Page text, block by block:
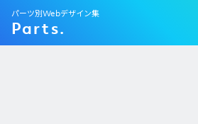
Parts.
パーツ別Webデザイン集